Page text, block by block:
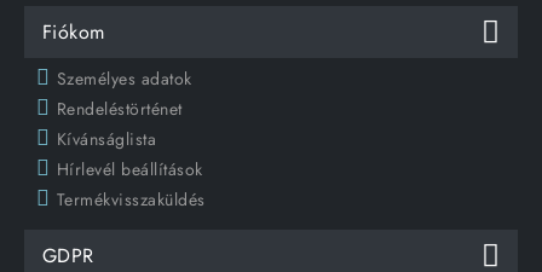
Fiókom
Személyes adatok
Rendeléstörténet
Kívánságlista
Hírlevél beállítások
Termékvisszaküldés
GDPR